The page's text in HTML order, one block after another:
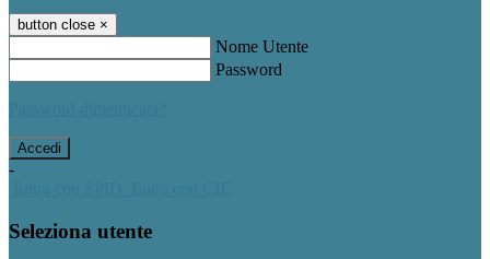
button close ×
Nome Utente
Password
-
Seleziona utente